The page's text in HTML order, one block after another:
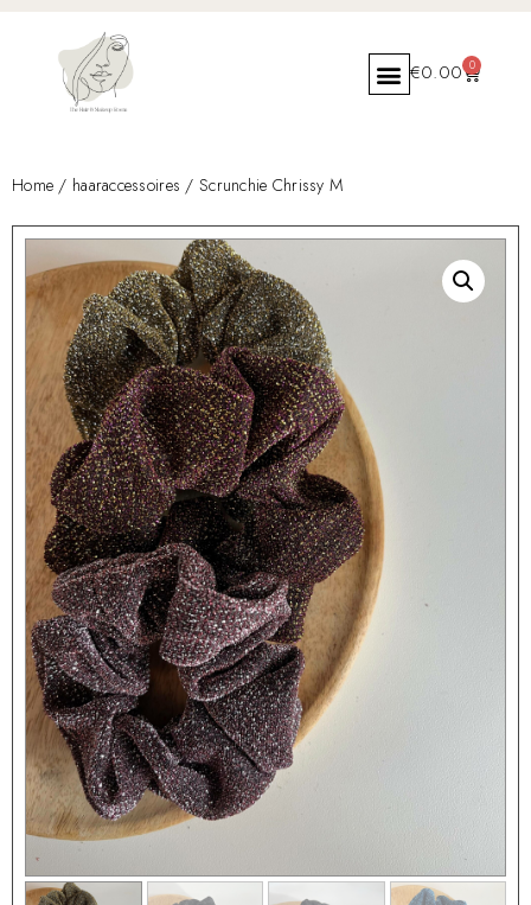
€0.00 0
Home / haaraccessoires / Scrunchie Chrissy M